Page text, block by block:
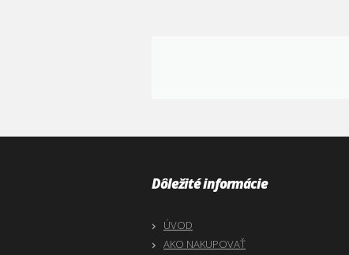
Dôležité informácie
ÚVOD
AKO NAKUPOVAŤ